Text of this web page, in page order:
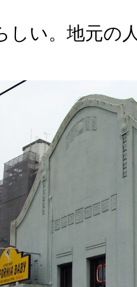
しい。地元の